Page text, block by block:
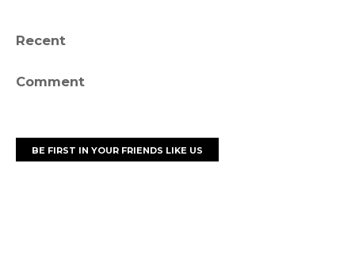
Recent
Comment
BE FIRST IN YOUR FRIENDS LIKE US